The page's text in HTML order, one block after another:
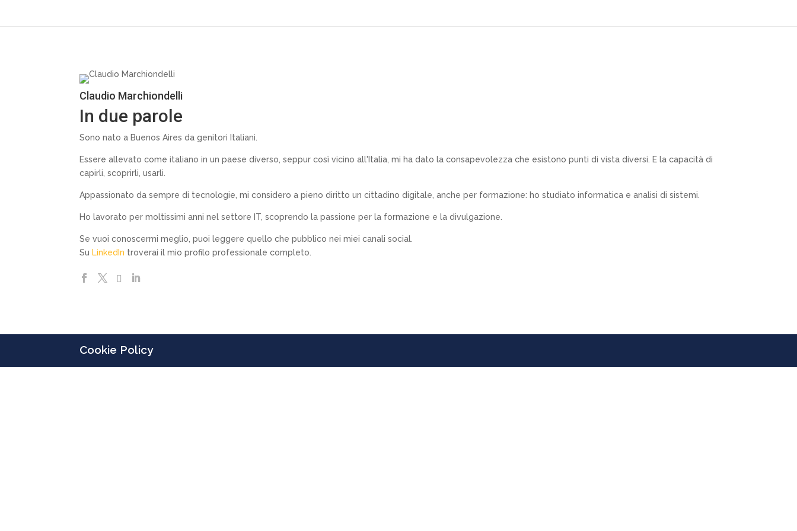
Claudio Marchiondelli
In due parole
Sono nato a Buenos Aires da genitori Italiani.
Essere allevato come italiano in un paese diverso, seppur così vicino all'Italia, mi ha dato la consapevolezza che esistono punti di vista diversi. E la capacità di
capirli, scoprirli, usarli.
Appassionato da sempre di tecnologie, mi considero a pieno diritto un cittadino digitale, anche per formazione: ho studiato informatica e analisi di sistemi.
Ho lavorato per moltissimi anni nel settore IT, scoprendo la passione per la formazione e la divulgazione.
Se vuoi conoscermi meglio, puoi leggere quello che pubblico nei miei canali social.
Su LinkedIn troverai il mio profilo professionale completo.
Cookie Policy